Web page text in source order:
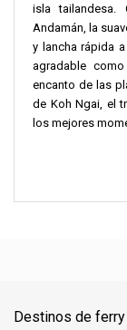
isla tailandesa.
Andamán, la
y lancha rápida
agradable
encanto de las
de Koh Ngai, el
los mejores
Destinos de ferry